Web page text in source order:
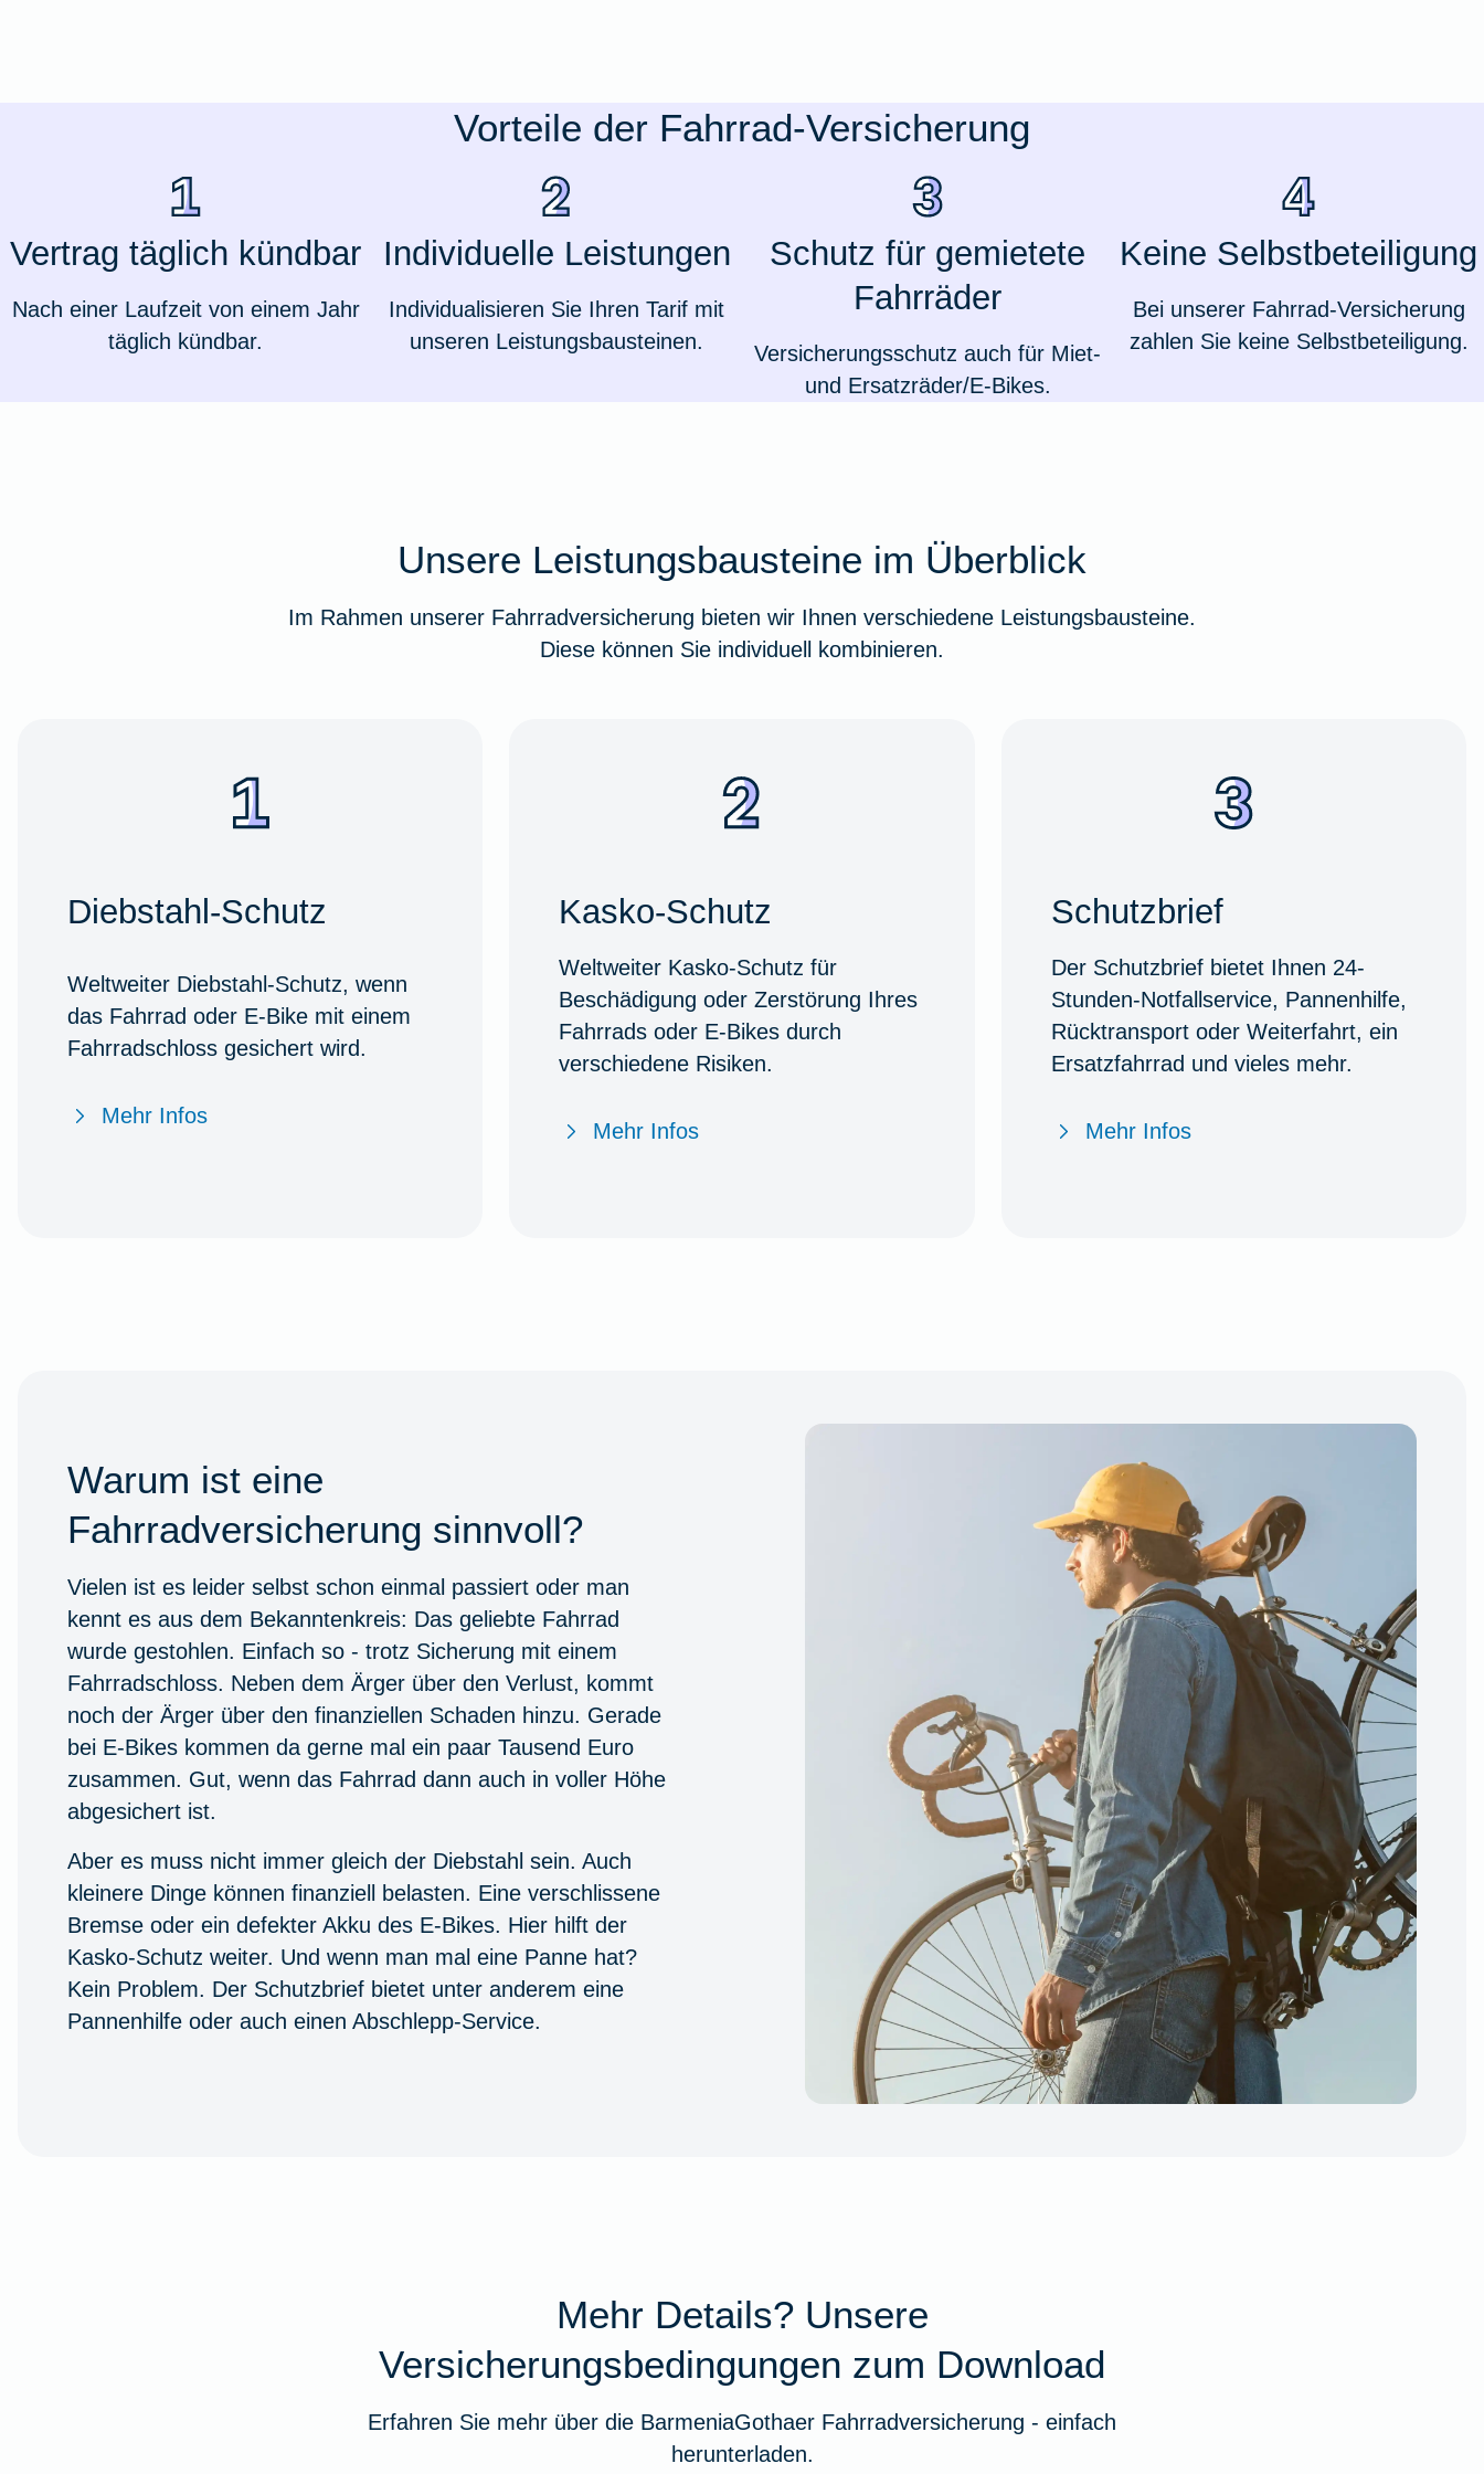
Vorteile der Fahrrad-Versicherung
Vertrag täglich kündbar
Nach einer Laufzeit von einem Jahr
täglich kündbar.
Individuelle Leistungen
Individualisieren Sie Ihren Tarif mit
unseren Leistungsbausteinen.
Schutz für gemietete
Fahrräder
Versicherungsschutz auch für Miet-
und Ersatzräder/E-Bikes.
Keine Selbstbeteiligung
Bei unserer Fahrrad-Versicherung
zahlen Sie keine Selbstbeteiligung.
Unsere Leistungsbausteine im Überblick
Im Rahmen unserer Fahrradversicherung bieten wir Ihnen verschiedene Leistungsbausteine.
Diese können Sie individuell kombinieren.
Diebstahl-Schutz
Weltweiter Diebstahl-Schutz, wenn
das Fahrrad oder E-Bike mit einem
Fahrradschloss gesichert wird.
Mehr Infos
Kasko-Schutz
Weltweiter Kasko-Schutz für
Beschädigung oder Zerstörung Ihres
Fahrrads oder E-Bikes durch
verschiedene Risiken.
Mehr Infos
Schutzbrief
Der Schutzbrief bietet Ihnen 24-
Stunden-Notfallservice, Pannenhilfe,
Rücktransport oder Weiterfahrt, ein
Ersatzfahrrad und vieles mehr.
Mehr Infos
Warum ist eine
Fahrradversicherung sinnvoll?
Vielen ist es leider selbst schon einmal passiert oder man
kennt es aus dem Bekanntenkreis: Das geliebte Fahrrad
wurde gestohlen. Einfach so - trotz Sicherung mit einem
Fahrradschloss. Neben dem Ärger über den Verlust, kommt
noch der Ärger über den finanziellen Schaden hinzu. Gerade
bei E-Bikes kommen da gerne mal ein paar Tausend Euro
zusammen. Gut, wenn das Fahrrad dann auch in voller Höhe
abgesichert ist.
Aber es muss nicht immer gleich der Diebstahl sein. Auch
kleinere Dinge können finanziell belasten. Eine verschlissene
Bremse oder ein defekter Akku des E-Bikes. Hier hilft der
Kasko-Schutz weiter. Und wenn man mal eine Panne hat?
Kein Problem. Der Schutzbrief bietet unter anderem eine
Pannenhilfe oder auch einen Abschlepp-Service.
Mehr Details? Unsere
Versicherungsbedingungen zum Download
Erfahren Sie mehr über die BarmeniaGothaer Fahrradversicherung - einfach
herunterladen.